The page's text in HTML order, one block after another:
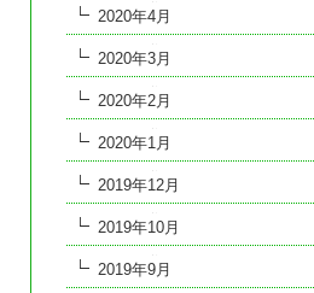
2020年4月
2020年3月
2020年2月
2020年1月
2019年12月
2019年10月
2019年9月